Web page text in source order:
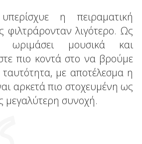
η πειραματική
φιλτράρονταν λιγότερο. Ως
ωριμάσει μουσικά και
πιο κοντά στο να βρούμε
με αποτέλεσμα η
αρκετά πιο στοχευμένη ως
μεγαλύτερη συνοχή.